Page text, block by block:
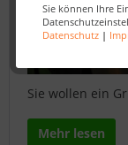
Sie können Ihre
Datenschutz|
Sie wollen ein
Mehr lesen